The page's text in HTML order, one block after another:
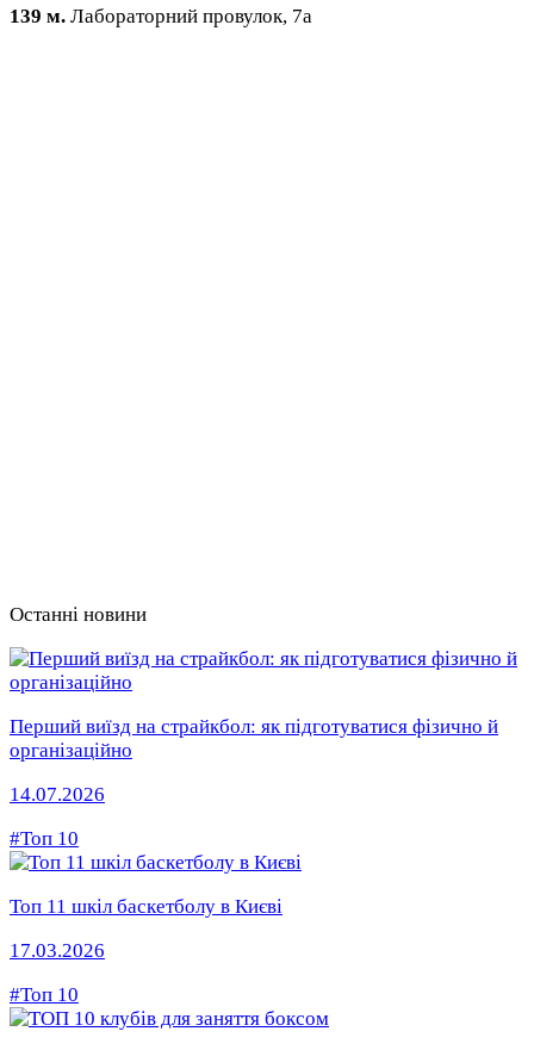
139 м. Лабораторний провулок, 7a
Останні новини
Перший виїзд на страйкбол: як підготуватися фізично й
організаційно
14.07.2026
#Топ 10
Топ 11 шкіл баскетболу в Києві
17.03.2026
#Топ 10